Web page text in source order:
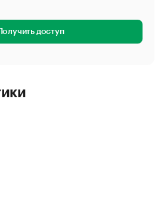
Получить доступ